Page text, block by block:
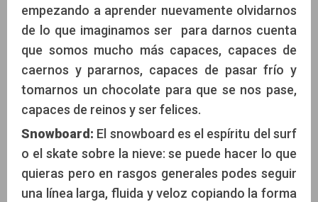
empezando a aprender nuevamente olvidarnos
de lo que imaginamos ser para darnos cuenta
que somos mucho más capaces, capaces de
caernos y pararnos, capaces de pasar frío y
tomarnos un chocolate para que se nos pase,
capaces de reinos y ser felices.
Snowboard: El snowboard es el espíritu del surf
o el skate sobre la nieve: se puede hacer lo que
quieras pero en rasgos generales podes seguir
una línea larga, fluida y veloz copiando la forma